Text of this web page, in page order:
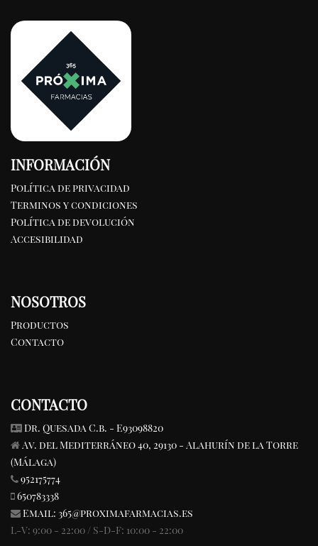
INFORMACIÓN
Política de privacidad
Terminos y condiciones
Política de devolución
Accesibilidad
NOSOTROS
Productos
Contacto
CONTACTO
Dr. Quesada C.b. - E93098820
Av. del Mediterráneo 40, 29130 - Alahurín de la Torre
(Málaga)
952175774
650783338
Email: 365@proximafarmacias.es
L-V: 9:00 - 22:00 / S-D-F: 10:00 - 22:00